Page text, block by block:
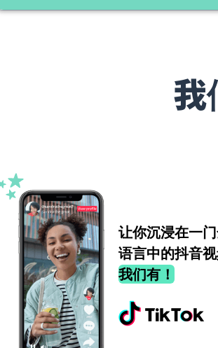
我
让你沉浸在一
语言中的抖音
我们有！